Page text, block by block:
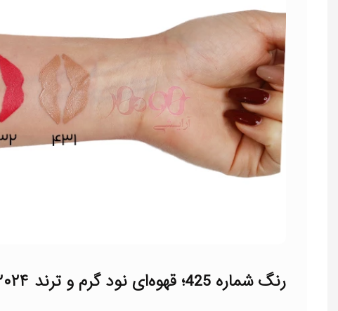
رنگ شماره 425؛ قهوه‌ای نود گرم و ترند ۲۰۲۴